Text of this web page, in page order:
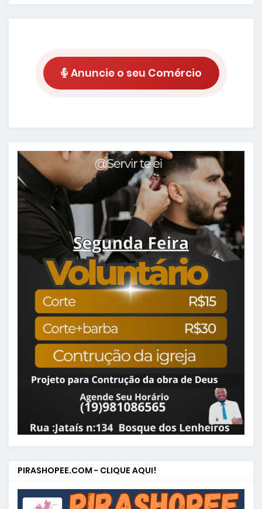
Anuncie o seu Comércio
PIRASHOPEE.COM - CLIQUE AQUI!